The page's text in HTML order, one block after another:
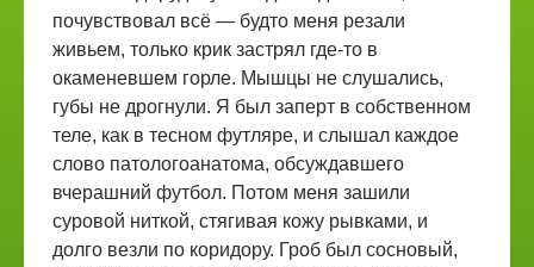
почувствовал всё — будто меня резали
живьем, только крик застрял где-то в
окаменевшем горле. Мышцы не слушались,
губы не дрогнули. Я был заперт в собственном
теле, как в тесном футляре, и слышал каждое
слово патологоанатома, обсуждавшего
вчерашний футбол. Потом меня зашили
суровой ниткой, стягивая кожу рывками, и
долго везли по коридору. Гроб был сосновый,